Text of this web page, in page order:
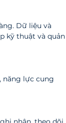
Dữ liệu và
kỹ thuật và quản
năng lực cung